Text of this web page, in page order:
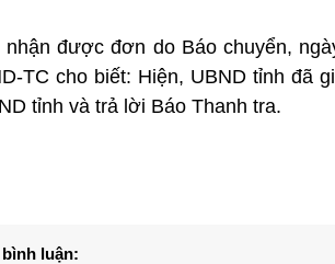
nhận được đơn do Báo chuyển,
TC cho biết: Hiện, UBND tỉnh đã
tỉnh và trả lời Báo Thanh tra.
luận: